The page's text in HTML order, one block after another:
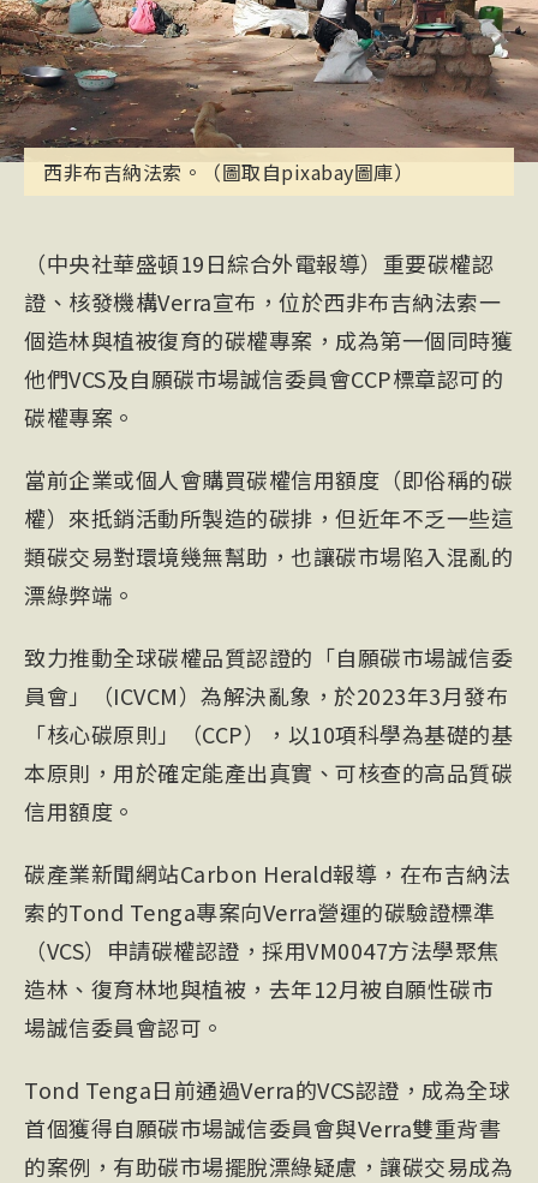
西非布吉納法索。（圖取自pixabay圖庫）
（中央社華盛頓19日綜合外電報導）重要碳權認
證、核發機構Verra宣布，位於西非布吉納法索一
個造林與植被復育的碳權專案，成為第一個同時獲
他們VCS及自願碳市場誠信委員會CCP標章認可的
碳權專案。
當前企業或個人會購買碳權信用額度（即俗稱的碳
權）來抵銷活動所製造的碳排，但近年不乏一些這
類碳交易對環境幾無幫助，也讓碳市場陷入混亂的
漂綠弊端。
致力推動全球碳權品質認證的「自願碳市場誠信委
員會」（ICVCM）為解決亂象，於2023年3月發布
「核心碳原則」（CCP），以10項科學為基礎的基
本原則，用於確定能產出真實、可核查的高品質碳
信用額度。
碳產業新聞網站Carbon Herald報導，在布吉納法
索的Tond Tenga專案向Verra營運的碳驗證標準
（VCS）申請碳權認證，採用VM0047方法學聚焦
造林 、復育林地與植被，去年12月被自願性碳市
場誠信委員會認可。
Tond Tenga日前通過Verra的VCS認證，成為全球
首個獲得自願碳市場誠信委員會與Verra雙重背書
的案例，有助碳市場擺脫漂綠疑慮，讓碳交易成為